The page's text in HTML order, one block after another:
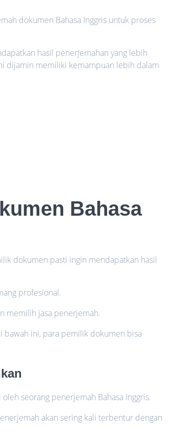
dokumen Bahasa Inggris untuk proses
hasil penerjemahan yang lebih
dijamin memiliki kemampuan lebih dalam
Bahasa
dokumen pasti ingin mendapatkan hasil
profesional.
memilih jasa penerjemah.
bawah ini, para pemilik dokumen bisa
seorang penerjemah Bahasa Inggris.
akan sering kali terbentur dengan